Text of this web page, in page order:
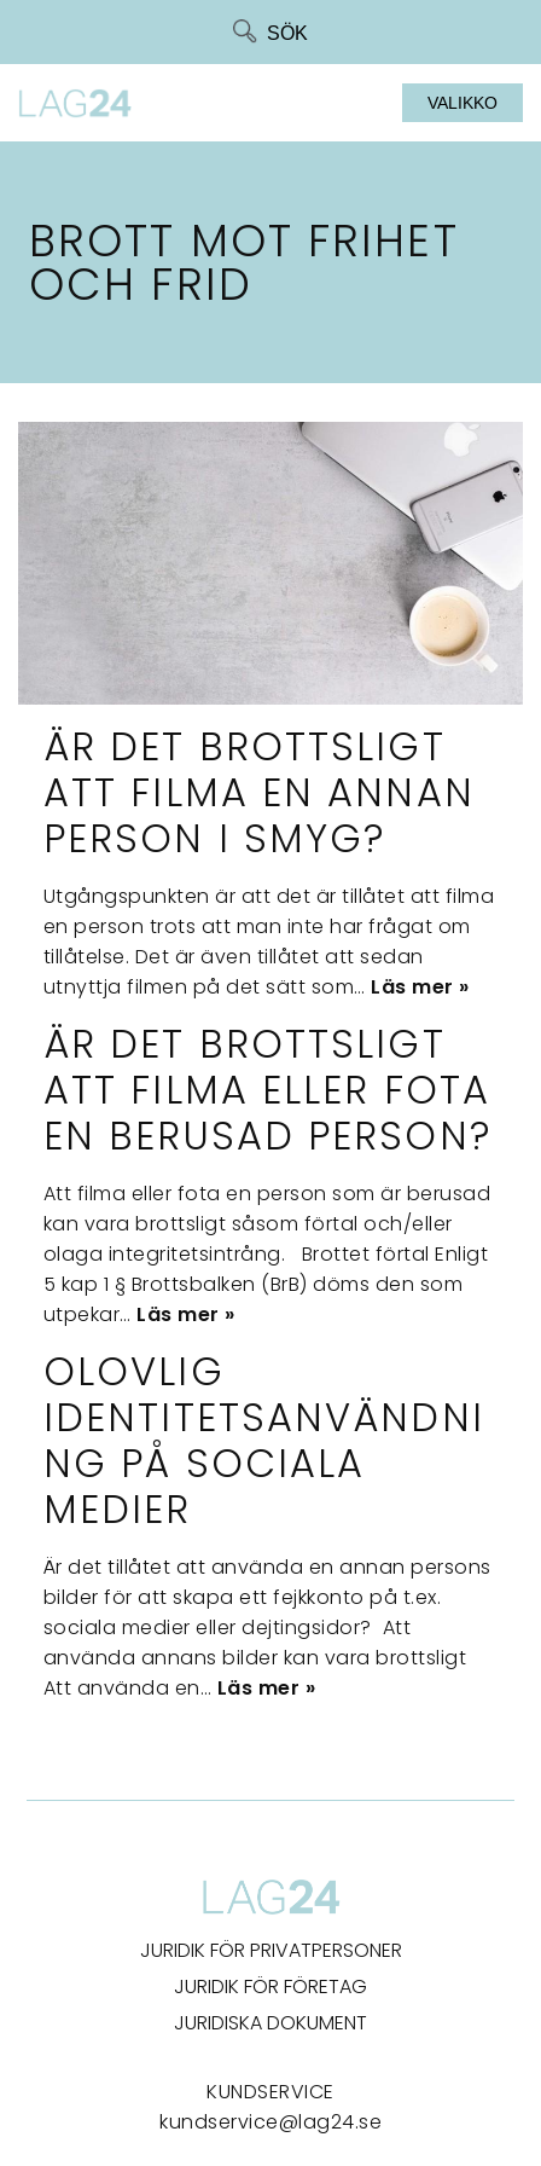
SÖK
VALIKKO
BROTT MOT FRIHET
OCH FRID
ÄR DET BROTTSLIGT
ATT FILMA EN ANNAN
PERSON I SMYG?
Utgångspunkten är att det är tillåtet att filma
en person trots att man inte har frågat om
tillåtelse. Det är även tillåtet att sedan
utnyttja filmen på det sätt som… Läs mer »
ÄR DET BROTTSLIGT
ATT FILMA ELLER FOTA
EN BERUSAD PERSON?
Att filma eller fota en person som är berusad
kan vara brottsligt såsom förtal och/eller
olaga integritetsintrång. Brottet förtal Enligt
5 kap 1 § Brottsbalken (BrB) döms den som
utpekar… Läs mer »
OLOVLIG
IDENTITETSANVÄNDNI
NG PÅ SOCIALA
MEDIER
Är det tillåtet att använda en annan persons
bilder för att skapa ett fejkkonto på t.ex.
sociala medier eller dejtingsidor? Att
använda annans bilder kan vara brottsligt
Att använda en… Läs mer »
JURIDIK FÖR PRIVATPERSONER
JURIDIK FÖR FÖRETAG
JURIDISKA DOKUMENT
KUNDSERVICE
kundservice@lag24.se